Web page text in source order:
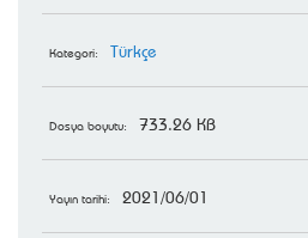
Kategori: Türkçe
Dosya boyutu: 733.26 KB
Yayın tarihi: 2021/06/01